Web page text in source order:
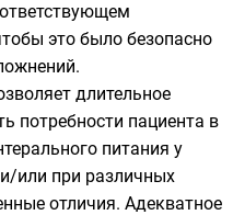
это было безопасно
длительное
потребности пациента в
питания у
или при различных
отличия. Адекватное